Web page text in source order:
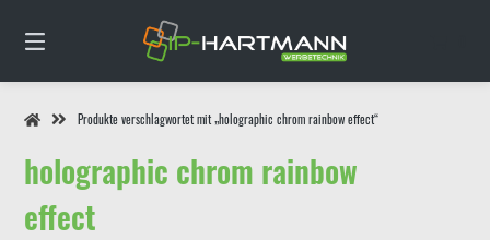
Inhalt
Produkte verschlagwortet mit „holographic chrom rainbow effect“
holographic chrom rainbow
effect